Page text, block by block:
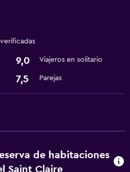
9,0 Viajeros en solitario
7,5 Parejas
de habitaciones
Saint Claire